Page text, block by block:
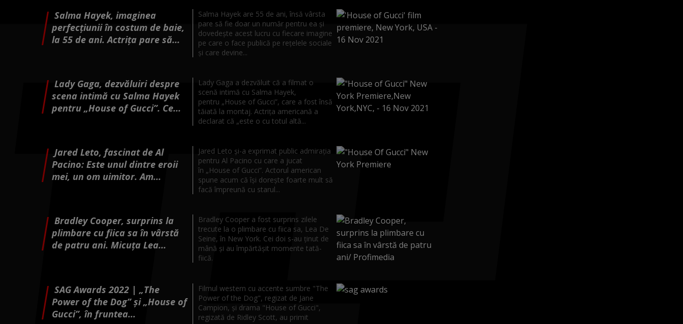
Salma Hayek, imaginea
perfecțiunii în costum de baie,
la 55 de ani. Actrița pare să...
Salma Hayek are 55 de ani, însă vârsta
pare să fie doar un număr pentru ea și
dovedește acest lucru cu fiecare imagine
pe care o face publică pe rețelele sociale
și care devine...
Lady Gaga, dezvăluiri despre
scena intimă cu Salma Hayek
pentru „House of Gucci”. Ce...
Lady Gaga a dezvăluit că a filmat o
scenă intimă cu Salma Hayek,
pentru „House of Gucci”, care a fost însă
tăiată la montaj. Actrița americană a
declarat că „este o cu totul altă...
Jared Leto, fascinat de Al
Pacino: Este unul dintre eroii
mei, un om uimitor. Am...
Jared Leto și-a exprimat public admirația
pentru Al Pacino cu care a jucat
în „House of Gucci”. Actorul american
spune acum că își dorește foarte mult să
facă împreună cu starul...
Bradley Cooper, surprins la
plimbare cu fiica sa în vârstă
de patru ani. Micuța Lea...
Bradley Cooper a fost surprins zilele
trecute la o plimbare cu fiica sa, Lea De
Seine, în New York. Cei doi s-au ținut de
mână și au împărtășit momente tată-
fiică.
SAG Awards 2022 | „The
Power of the Dog” şi „House of
Gucci”, în fruntea...
Filmul western cu accente sumbre "The
Power of the Dog", regizat de Jane
Campion, şi drama "House of Gucci",
regizată de Ridley Scott, au primit